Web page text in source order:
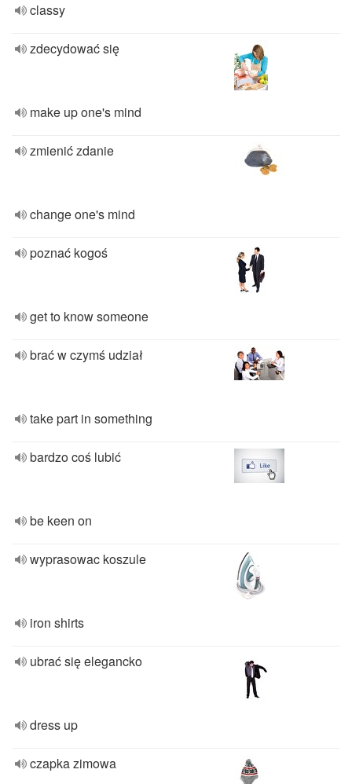
classy
zdecydować się
make up one's mind
zmienić zdanie
change one's mind
poznać kogoś
get to know someone
brać w czymś udział
take part in something
bardzo coś lubić
be keen on
wyprasowac koszule
iron shirts
ubrać się elegancko
dress up
czapka zimowa